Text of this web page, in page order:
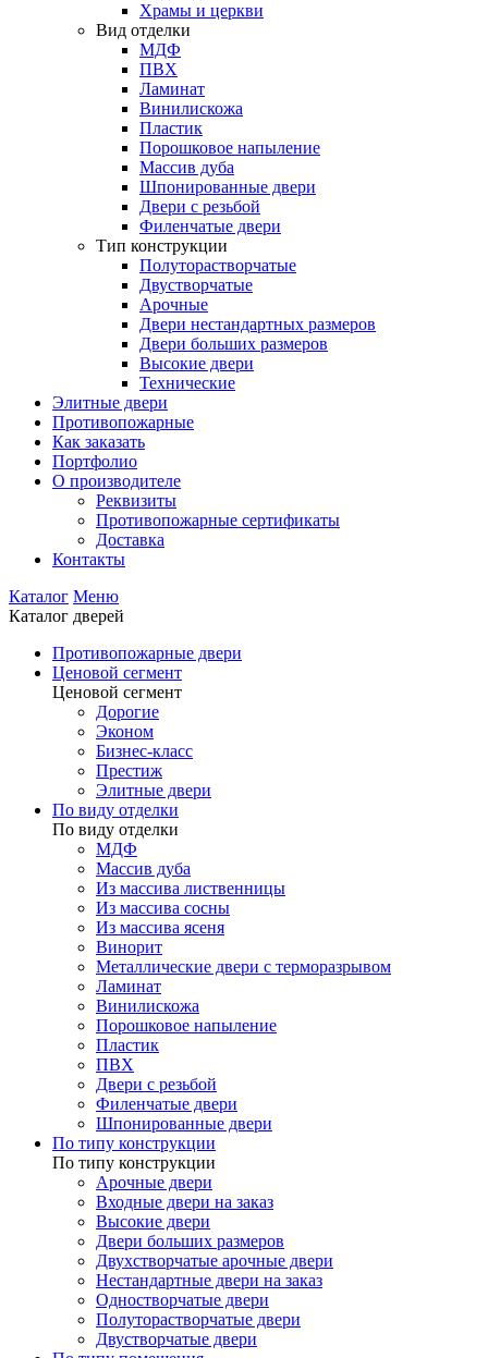
Храмы и церкви
Вид отделки
МДФ
ПВХ
Ламинат
Винилискожа
Пластик
Порошковое напыление
Массив дуба
Шпонированные двери
Двери с резьбой
Филенчатые двери
Тип конструкции
Полуторастворчатые
Двустворчатые
Арочные
Двери нестандартных размеров
Двери больших размеров
Высокие двери
Технические
Элитные двери
Противопожарные
Как заказать
Портфолио
О производителе
Реквизиты
Противопожарные сертификаты
Доставка
Контакты
Каталог Меню
Каталог дверей
Противопожарные двери
Ценовой сегмент
Ценовой сегмент
Дорогие
Эконом
Бизнес-класс
Престиж
Элитные двери
По виду отделки
По виду отделки
МДФ
Массив дуба
Из массива лиственницы
Из массива сосны
Из массива ясеня
Винорит
Металлические двери с терморазрывом
Ламинат
Винилискожа
Порошковое напыление
Пластик
ПВХ
Двери с резьбой
Филенчатые двери
Шпонированные двери
По типу конструкции
По типу конструкции
Арочные двери
Входные двери на заказ
Высокие двери
Двери больших размеров
Двухстворчатые арочные двери
Нестандартные двери на заказ
Одностворчатые двери
Полуторастворчатые двери
Двустворчатые двери